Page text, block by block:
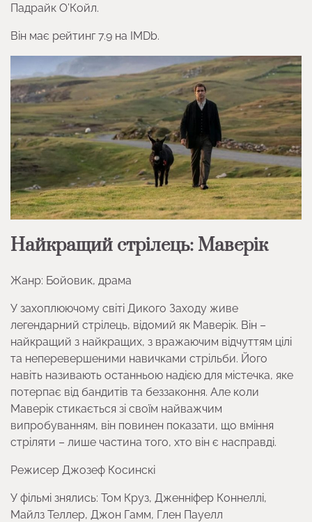
Падрайк О’Койл.
Він має рейтинг 7.9 на IMDb.
Найкращий стрілець: Маверік
Жанр: Бойовик, драма
У захоплюючому світі Дикого Заходу живе
легендарний стрілець, відомий як Маверік. Він –
найкращий з найкращих, з вражаючим відчуттям цілі
та неперевершеними навичками стрільби. Його
навіть називають останньою надією для містечка, яке
потерпає від бандитів та беззаконня. Але коли
Маверік стикається зі своїм найважчим
випробуванням, він повинен показати, що вміння
стріляти – лише частина того, хто він є насправді.
Режисер Джозеф Косинскі
У фільмі знялись: Том Круз, Дженніфер Коннеллі,
Майлз Теллер, Джон Гамм, Глен Пауелл